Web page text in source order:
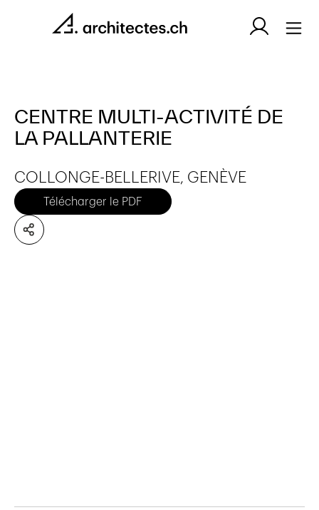
CENTRE MULTI-ACTIVITÉ DE
LA PALLANTERIE
COLLONGE-BELLERIVE, GENÈVE
Télécharger le PDF